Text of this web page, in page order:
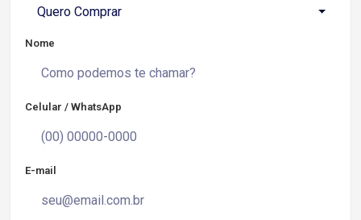
Quero Comprar
Nome
Celular / WhatsApp
E-mail